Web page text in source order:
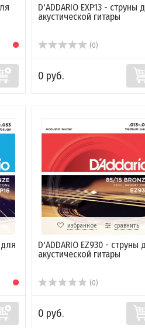
D'ADDARIO EXP13 - струны
акустической гитары
(0)
0 руб.
для
избранное сравнить
D'ADDARIO EZ930 - струны
акустической гитары
(0)
0 руб.